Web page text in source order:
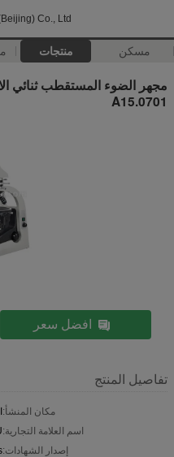
Co., Ltd.
مسكن منتجات
A15.0701
افضل سعر
تفاصيل المنتج
مكان المنشأ:
اسم العلامة التجارية:
إصدار الشهادات: